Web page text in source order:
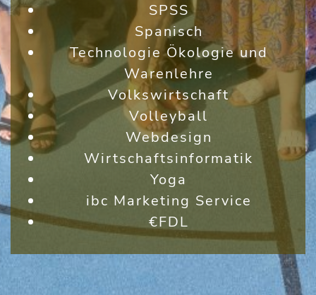
SPSS
Spanisch
Technologie Ökologie und
Warenlehre
Volkswirtschaft
Volleyball
Webdesign
Wirtschaftsinformatik
Yoga
ibc Marketing Service
€FDL